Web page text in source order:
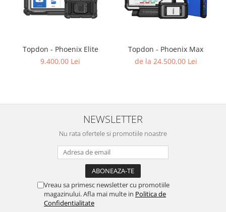
Topdon - Phoenix Elite
9.400,00 Lei
Topdon - Phoenix Max
de la 24.500,00 Lei
NEWSLETTER
Nu rata ofertele si promotiile noastre
Vreau sa primesc newsletter cu promotiile
magazinului. Afla mai multe in Politica de
Confidentialitate